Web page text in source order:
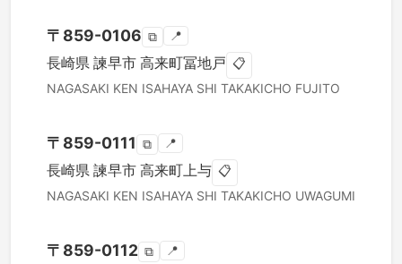
〒 859-0106 ⧉ 📍
長崎県 諫早市 高来町冨地戸 📋
NAGASAKI KEN ISAHAYA SHI TAKAKICHO FUJITO
〒 859-0111 ⧉ 📍
長崎県 諫早市 高来町上与 📋
NAGASAKI KEN ISAHAYA SHI TAKAKICHO UWAGUMI
〒 859-0112 ⧉ 📍